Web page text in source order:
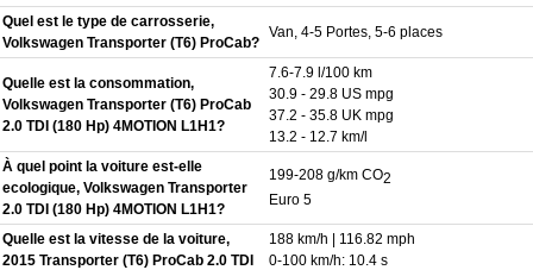
Quel est le type de carrosserie,
Volkswagen Transporter (T6) ProCab?
Van, 4-5 Portes, 5-6 places
Quelle est la consommation,
Volkswagen Transporter (T6) ProCab
2.0 TDI (180 Hp) 4MOTION L1H1?
7.6-7.9 l/100 km
30.9 - 29.8 US mpg
37.2 - 35.8 UK mpg
13.2 - 12.7 km/l
À quel point la voiture est-elle
ecologique, Volkswagen Transporter
2.0 TDI (180 Hp) 4MOTION L1H1?
199-208 g/km CO2
Euro 5
Quelle est la vitesse de la voiture,
2015 Transporter (T6) ProCab 2.0 TDI
188 km/h | 116.82 mph
0-100 km/h: 10.4 s